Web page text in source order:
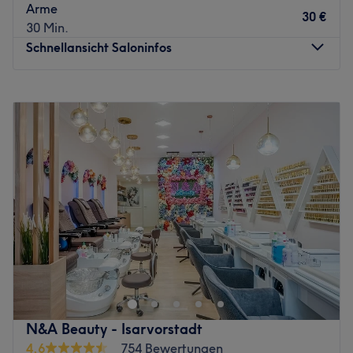
Mai ist ausgesprochen qualifiziert und dabei super
herzlich. Sie setzt alles daran, dir genau das Design zu
Atmosphäre: Einladend, freundlich, stylisch
Expertise: Nagelpflege & Design
Produkte und Produktmarken: Hochwertige Produkte
Extras: Kostenlose Getränke, Haustiere erlaubt, gut an
die öffentlichen Verkehrsmittel angebunden
Zurück zur Salonansicht
Arme
30 Min.
30 €
Schnellansicht Saloninfos
Dienstag
Mittwoch
Donnerstag
10:00
20:00
Freitag
10:00
20:00
Samstag
10:00–20:00
Sonntag
Geschlossen
Willkommen bei Louis Vu Nails & Beauty Salon im Herzen
von der Münchner Altstadt! Der Salon bietet hochwertige
Nagelpflege, kreative Nail-Art und eine Vielzahl an
Beauty-Behandlungen. Mit einem Fokus auf Qualität und
Kundenzufriedenheit sorgt das Team dafür, dass du dich
rundum wohlfühlst und perfekt gepflegt wirst.
N&A Beauty - Isarvorstadt
4,6
754 Bewertungen